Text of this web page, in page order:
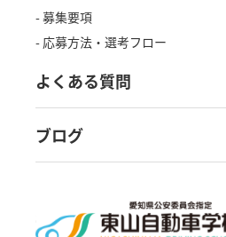
- 募集要項
- 応募方法・選考フロー
よくある質問
ブログ